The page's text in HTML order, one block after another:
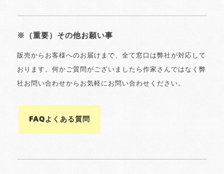
※（重要）その他お願い事
販売からお客様へのお届けまで、全て窓口は弊社が対応して
おります。何かご質問がございましたら作家さんではなく弊
社お問い合わせからお気軽にお問い合わせください。
FAQよくある質問